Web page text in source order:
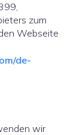
zum
Webseite
de-
wir